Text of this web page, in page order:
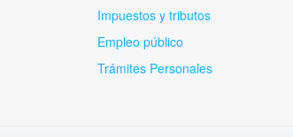
Impuestos y tributos
Empleo público
Trámites Personales